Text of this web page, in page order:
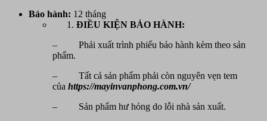
Bảo hành: 12 tháng
ĐIỀU KIỆN BẢO HÀNH:
– Phải xuất trình phiếu bảo hành kèm theo sản
phẩm.
– Tất cả sản phẩm phải còn nguyên vẹn tem
của https://mayinvanphong.com.vn/
– Sản phẩm hư hỏng do lỗi nhà sản xuất.